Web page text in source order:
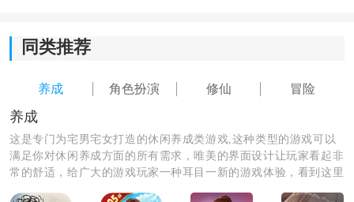
第二个就是游戏中升级防御，血量，玉，阵法的任务。
同类推荐
养成 角色扮演 修仙 冒险
养成
这是专门为宅男宅女打造的休闲养成类游戏,这种类型的游戏可以
满足你对休闲养成方面的所有需求，唯美的界面设计让玩家看起非
常的舒适，给广大的游戏玩家一种耳目一新的游戏体验，看到这里